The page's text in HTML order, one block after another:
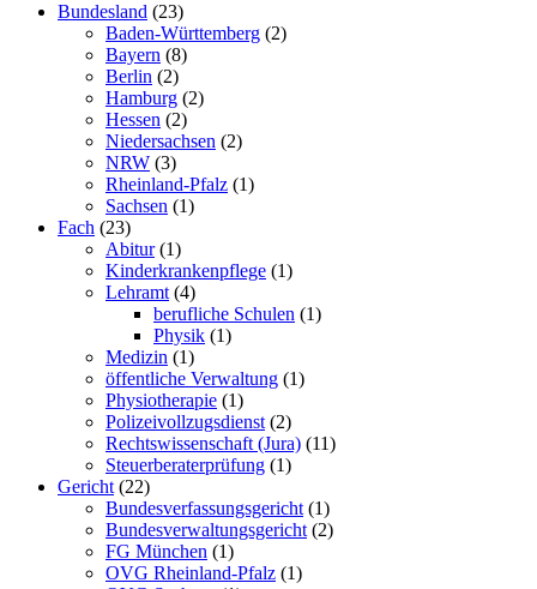
Bundesland (23)
Baden-Württemberg (2)
Bayern (8)
Berlin (2)
Hamburg (2)
Hessen (2)
Niedersachsen (2)
NRW (3)
Rheinland-Pfalz (1)
Sachsen (1)
Fach (23)
Abitur(1)
Kinderkrankenpflege (1)
Lehramt (4)
berufliche Schulen (1)
Physik (1)
Medizin (1)
öffentliche Verwaltung (1)
Physiotherapie (1)
Polizeivollzugsdienst (2)
Rechtswissenschaft (Jura) (11)
Steuerberaterprüfung (1)
Gericht (22)
Bundesverfassungsgericht (1)
Bundesverwaltungsgericht (2)
FG München (1)
OVG Rheinland-Pfalz (1)